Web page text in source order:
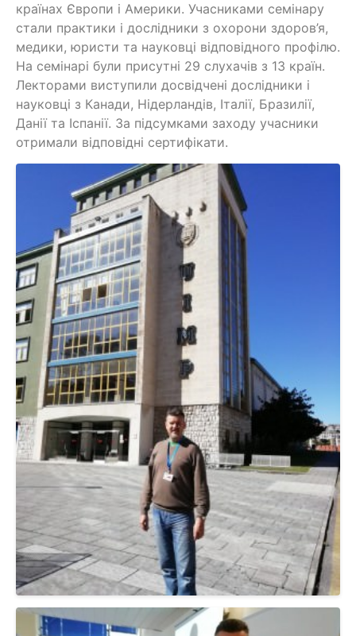
країнах Європи і Америки. Учасниками семінару
стали практики і дослідники з охорони здоров’я,
медики, юристи та науковці відповідного профілю.
На семінарі були присутні 29 слухачів з 13 країн.
Лекторами виступили досвідчені дослідники і
науковці з Канади, Нідерландів, Італії, Бразилії,
Данії та Іспанії. За підсумками заходу учасники
отримали відповідні сертифікати.